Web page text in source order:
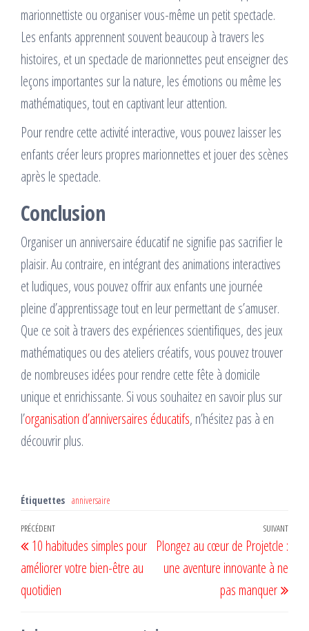
marionnettiste ou organiser vous-même un petit spectacle.
Les enfants apprennent souvent beaucoup à travers les
histoires, et un spectacle de marionnettes peut enseigner des
leçons importantes sur la nature, les émotions ou même les
mathématiques, tout en captivant leur attention.
Pour rendre cette activité interactive, vous pouvez laisser les
enfants créer leurs propres marionnettes et jouer des scènes
après le spectacle.
Conclusion
Organiser un anniversaire éducatif ne signifie pas sacrifier le
plaisir. Au contraire, en intégrant des animations interactives
et ludiques, vous pouvez offrir aux enfants une journée
pleine d’apprentissage tout en leur permettant de s’amuser.
Que ce soit à travers des expériences scientifiques, des jeux
mathématiques ou des ateliers créatifs, vous pouvez trouver
de nombreuses idées pour rendre cette fête à domicile
unique et enrichissante. Si vous souhaitez en savoir plus sur
l’organisation d’anniversaires éducatifs, n’hésitez pas à en
découvrir plus.
Étiquettes anniversaire
Navigation
de
l’article
Article
précédent
PRÉCÉDENT
10 habitudes simples pour
améliorer votre bien-être au
quotidien
SUIVANT
Plongez au cœur de Projetcle :
une aventure innovante à ne
pas manquer